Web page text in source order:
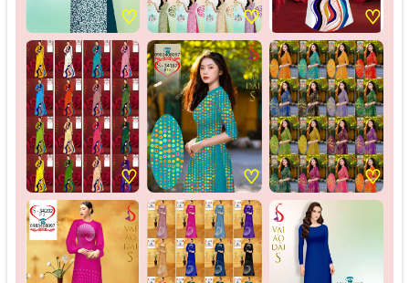
♡ ♡ ♡
♡ ♡ ♡